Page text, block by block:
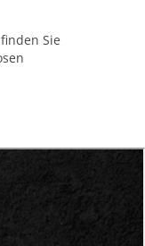
Sie